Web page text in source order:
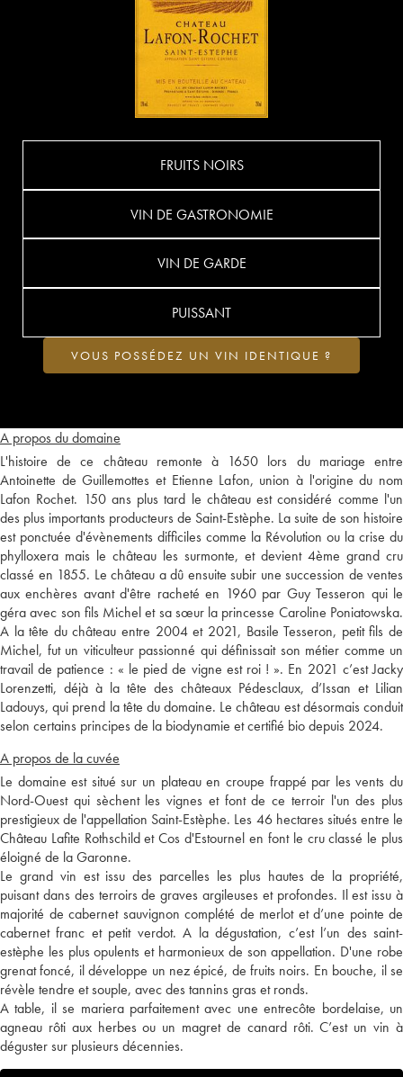
A propos du domaine
L'histoire de ce château remonte à 1650 lors du mariage entre
Antoinette de Guillemottes et Etienne Lafon, union à l'origine du nom
Lafon Rochet. 150 ans plus tard le château est considéré comme l'un
des plus importants producteurs de Saint-Estèphe. La suite de son histoire
est ponctuée d'évènements difficiles comme la Révolution ou la crise du
phylloxera mais le château les surmonte, et devient 4ème grand cru
classé en 1855. Le château a dû ensuite subir une succession de ventes
aux enchères avant d'être racheté en 1960 par Guy Tesseron qui le
géra avec son fils Michel et sa sœur la princesse Caroline Poniatowska.
A la tête du château entre 2004 et 2021, Basile Tesseron, petit fils de
Michel, fut un viticulteur passionné qui définissait son métier comme un
travail de patience : « le pied de vigne est roi ! ». En 2021 c’est Jacky
Lorenzetti, déjà à la tête des châteaux Pédesclaux, d’Issan et Lilian
Ladouys, qui prend la tête du domaine. Le château est désormais conduit
selon certains principes de la biodynamie et certifié bio depuis 2024.
A propos de la cuvée
Le domaine est situé sur un plateau en croupe frappé par les vents du
Nord-Ouest qui sèchent les vignes et font de ce terroir l'un des plus
prestigieux de l'appellation Saint-Estèphe. Les 46 hectares situés entre le
Château Lafite Rothschild et Cos d'Estournel en font le cru classé le plus
éloigné de la Garonne.
Le grand vin est issu des parcelles les plus hautes de la propriété,
puisant dans des terroirs de graves argileuses et profondes. Il est issu à
majorité de cabernet sauvignon complété de merlot et d’une pointe de
cabernet franc et petit verdot. A la dégustation, c’est l’un des saint-
estèphe les plus opulents et harmonieux de son appellation. D'une robe
grenat foncé, il développe un nez épicé, de fruits noirs. En bouche, il se
révèle tendre et souple, avec des tannins gras et ronds.
A table, il se mariera parfaitement avec une entrecôte bordelaise, un
agneau rôti aux herbes ou un magret de canard rôti. C’est un vin à
déguster sur plusieurs décennies.
FRUITS NOIRS
VIN DE GASTRONOMIE
VIN DE GARDE
PUISSANT
VOUS POSSÉDEZ UN VIN IDENTIQUE ?